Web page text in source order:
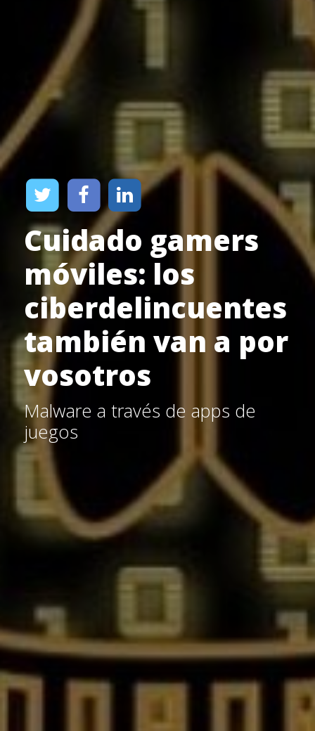
Cuidado gamers
móviles: los
ciberdelincuentes
también van a por
vosotros
Malware a través de apps de
juegos